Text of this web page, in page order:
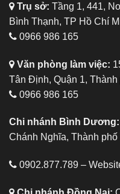
Trụ sở: Tầng 1, 441,
Bình Thạnh, TP Hồ Chí
0966 986 165
Văn phòng làm việc:
Tân Định, Quận 1,
0966 986 165
Chi nhánh Bình Dương:
Chánh Nghĩa, Thành
0902.877.789 –